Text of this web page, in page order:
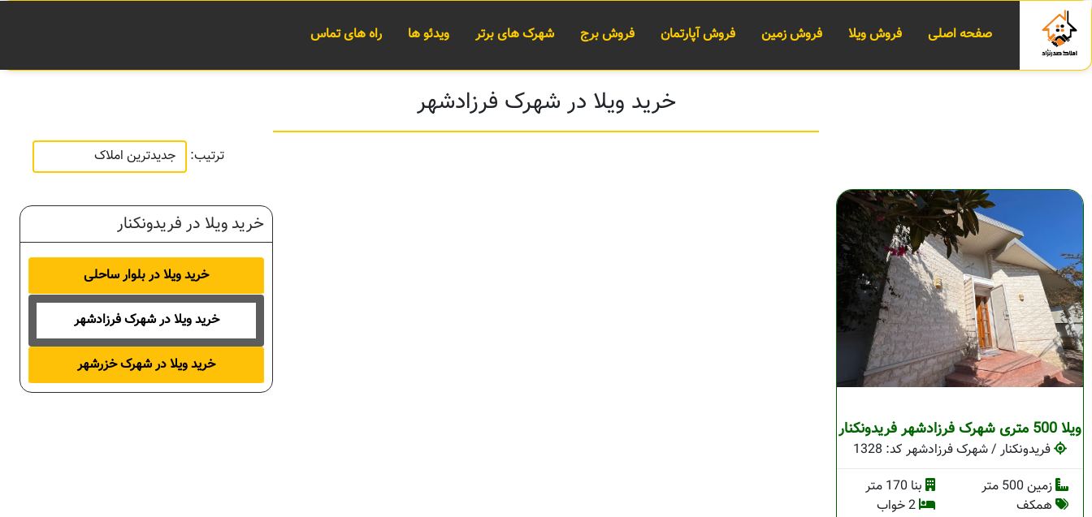
صفحه اصلی فروش ویلا فروش زمین فروش آپارتمان فروش برج شهرک های برتر ویدئو ها راه های تماس
خرید ویلا در شهرک فرزادشهر
ترتیب:
ویلا 500 متری شهرک فرزادشهر فریدونکنار
فریدونکنار / شهرک فرزادشهر کد: 1328
زمین 500 متر
بنا 170 متر
همکف
2 خواب
خرید ویلا در فریدونکنار
خرید ویلا در بلوار ساحلی
خرید ویلا در شهرک فرزادشهر
خرید ویلا در شهرک خزرشهر